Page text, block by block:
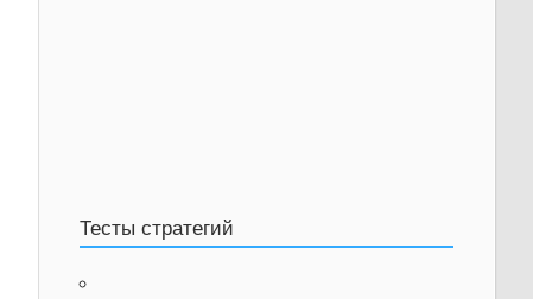
Тесты стратегий